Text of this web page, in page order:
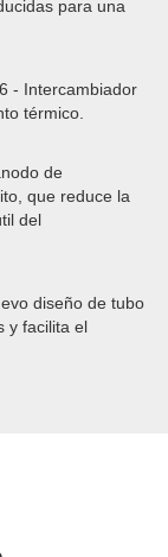
para una
- Intercambiador
térmico.
de
que reduce la
del
diseño de tubo
y facilita el